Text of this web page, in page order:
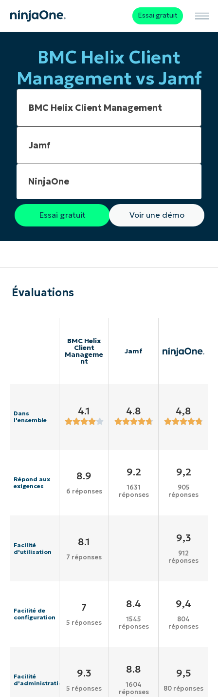
Essai gratuit
BMC Helix Client
Management vs Jamf
NinjaOne
Essai gratuit Voir une démo
Évaluations
BMC Helix
Client
Manageme
nt
Jamf
Dans
l'ensemble
4.1 4.8 4,8
Répond aux
exigences
8.9
6 réponses
9.2
1631
réponses
9,2
905
réponses
Facilité
d'utilisation
8.1
7 réponses
9,3
912
réponses
Facilité de
configuration
7
5 réponses
8.4
1545
réponses
9,4
804
réponses
Facilité
d'administration
9.3
5 réponses
8.8
1604
réponses
9,5
80 réponses